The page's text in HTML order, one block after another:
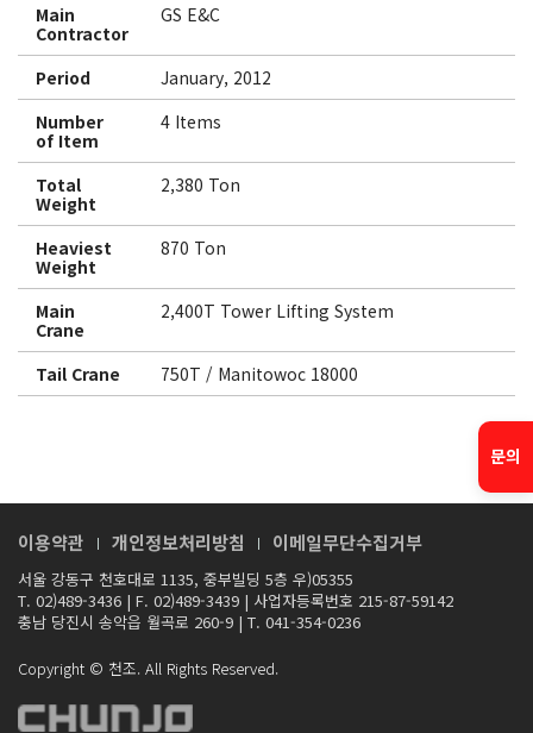
문의
Main
Contractor
GS E&C
Period
January, 2012
Number
of Item
4 Items
Total
Weight
2,380 Ton
Heaviest
Weight
870 Ton
Main
Crane
2,400T Tower Lifting System
Tail Crane 750T / Manitowoc 18000
이용약관 개인정보처리방침 이메일무단수집거부
서울 강동구 천호대로 1135, 중부빌딩 5층 우)05355
T. 02)489-3436 | F. 02)489-3439 | 사업자등록번호 215-87-59142
충남 당진시 송악읍 월곡로 260-9 | T. 041-354-0236
Copyright © 천조. All Rights Reserved.